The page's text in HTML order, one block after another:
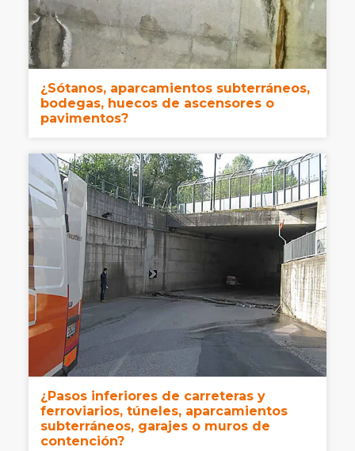
¿Sótanos, aparcamientos subterráneos,
bodegas, huecos de ascensores o
pavimentos?
¿Pasos inferiores de carreteras y
ferroviarios, túneles, aparcamientos
subterráneos, garajes o muros de
contención?